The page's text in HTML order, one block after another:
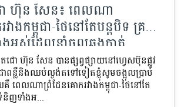
ោ ហ៊ុន សែន៖ ពេលណា
ាងកម្ពុជា-ថៃនៅតែបន្តបិទ គ្រប់
អស់ដែលនាំចូលឆ្លងកាត់
គឺទំនិញខុសច្បាប់ ជាទំនិញ
េជោ ហ៊ុន សែន បានផ្សព្វផ្សាយនៅហ្វេសប៊ុនផ្លូវ
ជាពន្លឺនិងឈប់ល្ងង់តទៅទៀតខ្ញុំសូមចង្អុលប្រាប់
េលណាព្រំដែនគោករវាងកម្ពុជា-ថៃនៅតែ
និញទាំងអ...